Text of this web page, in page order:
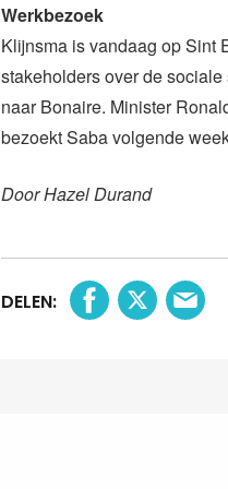
Werkbezoek
Klijnsma is vandaag op Sint
stakeholders over de
naar Bonaire. Minister
bezoekt Saba volgende
Door Hazel Durand
DELEN: